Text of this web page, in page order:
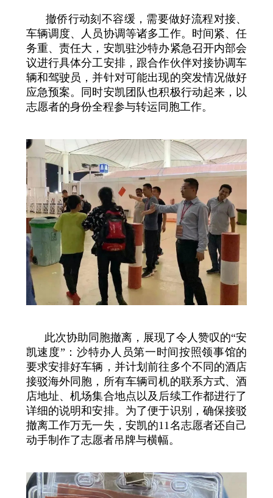
撤侨行动刻不容缓，需要做好流程对接、
车辆调度、人员协调等诸多工作。时间紧、任
务重、责任大，安凯驻沙特办紧急召开内部会
议进行具体分工安排，跟合作伙伴对接协调车
辆和驾驶员，并针对可能出现的突发情况做好
应急预案。同时安凯团队也积极行动起来，以
志愿者的身份全程参与转运同胞工作。
此次协助同胞撤离，展现了令人赞叹的“安
凯速度”：沙特办人员第一时间按照领事馆的
要求安排好车辆，并计划前往多个不同的酒店
接驳海外同胞，所有车辆司机的联系方式、酒
店地址、机场集合地点以及后续工作都进行了
详细的说明和安排。为了便于识别，确保接驳
撤离工作万无一失，安凯的11名志愿者还自己
动手制作了志愿者吊牌与横幅。